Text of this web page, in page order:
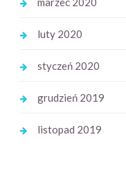
luty 2020
styczeń 2020
grudzień 2019
listopad 2019